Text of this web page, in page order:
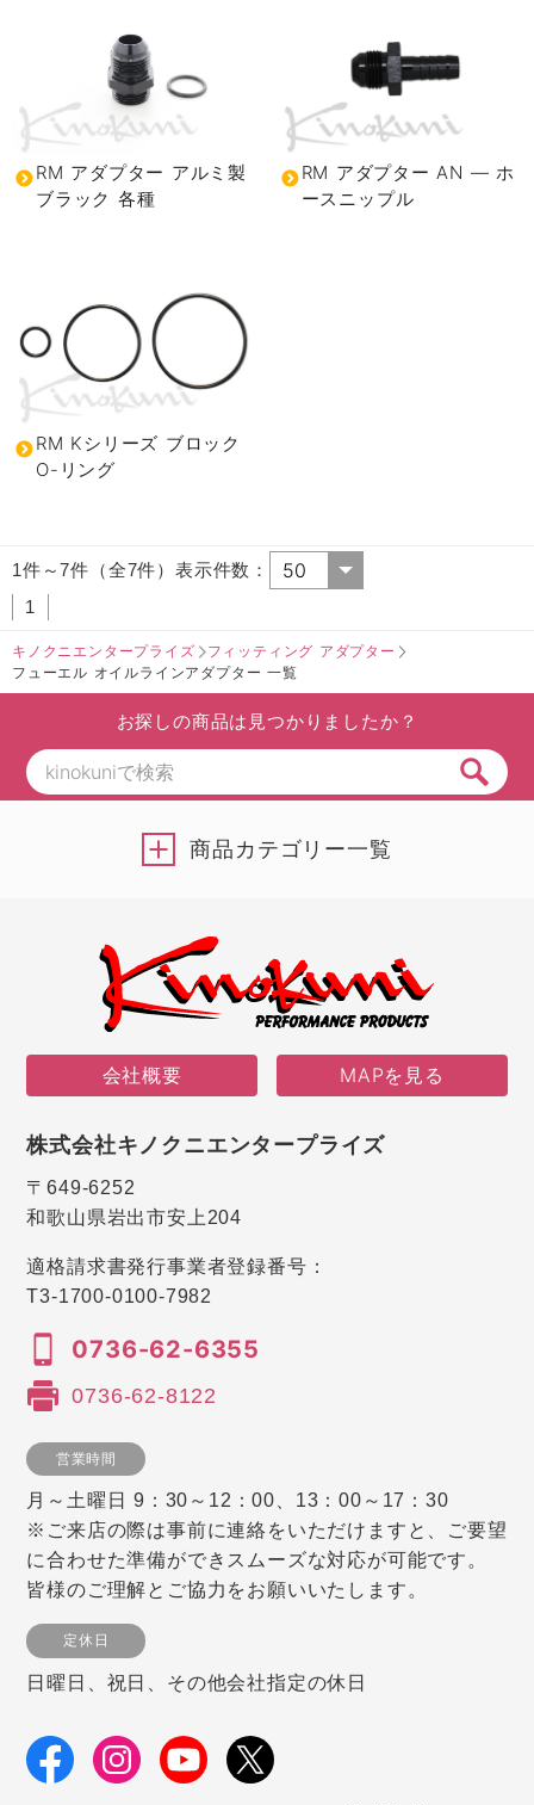
RM アダプター アルミ製
ブラック 各種
RM アダプター AN ― ホ
ースニップル
RM Kシリーズ ブロック
O-リング
1件～7件（全7件）表示件数：
1
キノクニエンタープライズ フィッティング アダプター
フューエル オイルラインアダプター 一覧
お探しの商品は見つかりましたか？
商品カテゴリー一覧
会社概要 MAPを見る
株式会社キノクニエンタープライズ
〒649-6252
和歌山県岩出市安上204
適格請求書発行事業者登録番号：
T3-1700-0100-7982
0736-62-6355
0736-62-8122
営業時間
月～土曜日 9：30～12：00、13：00～17：30
※ご来店の際は事前に連絡をいただけますと、ご要望
に合わせた準備ができスムーズな対応が可能です。
皆様のご理解とご協力をお願いいたします。
定休日
日曜日、祝日、その他会社指定の休日